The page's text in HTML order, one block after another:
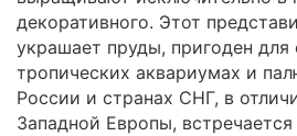
декоративного. Этот
украшает пруды, пригоден
тропических аквариумах и
России и странах СНГ, в
Западной Европы,